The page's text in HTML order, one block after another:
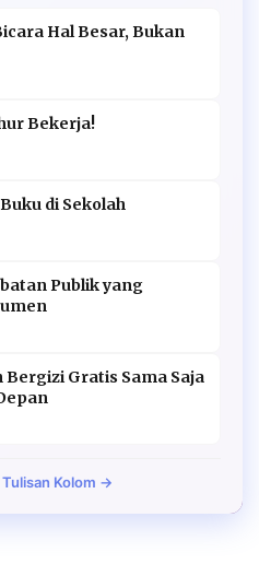
Hal Besar, Bukan
Bekerja!
di Sekolah
Publik yang
Gratis Sama Saja
Tulisan Kolom →